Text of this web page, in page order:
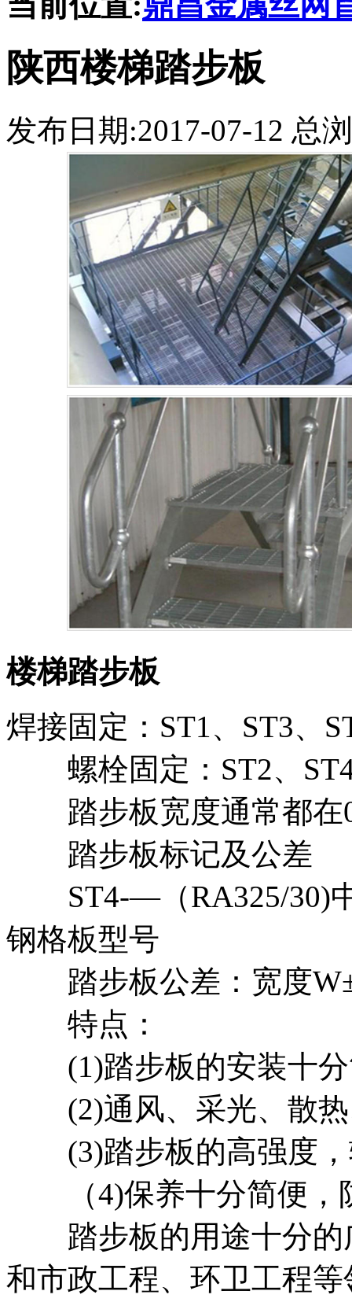
陕西楼梯踏步板
发布日期:2017-07-12 总
楼梯踏步板
焊接固定：ST1、ST3、
螺栓固定：ST2、
踏步板宽度通常都在
踏步板标记及公差
ST4-—（RA325/30)中
钢格板型号
踏步板公差：宽度
特点：
(1)踏步板的安装十分
(2)通风、采光、散热
(3)踏步板的高强度，
（4)保养十分简便，
踏步板的用途十分的
和市政工程、环卫工程